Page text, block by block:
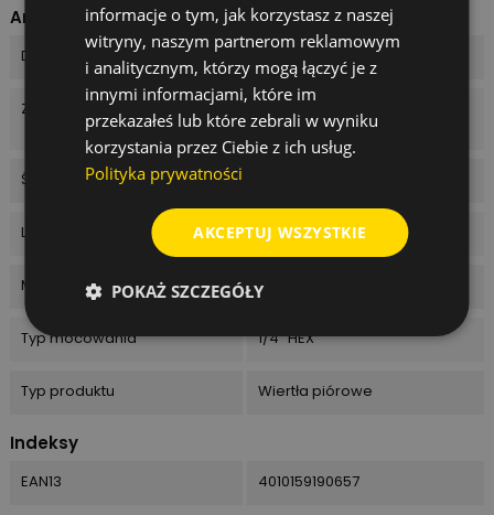
Arkusz danych
Długość całkowita 152 mm
Zastosowanie
Drewno i materiały
drewnopochodne
Średnica
Liczba sztuk w opakowaniu 1 szt.
Materiał wykonania Stal narzędziowa
Typ mocowania 1/4" HEX
Typ produktu Wiertła piórowe
Indeksy
EAN13 4010159190657
informacje o tym, jak korzystasz z naszej
witryny, naszym partnerom reklamowym
i analitycznym, którzy mogą łączyć je z
innymi informacjami, które im
przekazałeś lub które zebrali w wyniku
korzystania przez Ciebie z ich usług.
Polityka prywatności
AKCEPTUJ WSZYSTKIE
POKAŻ SZCZEGÓŁY